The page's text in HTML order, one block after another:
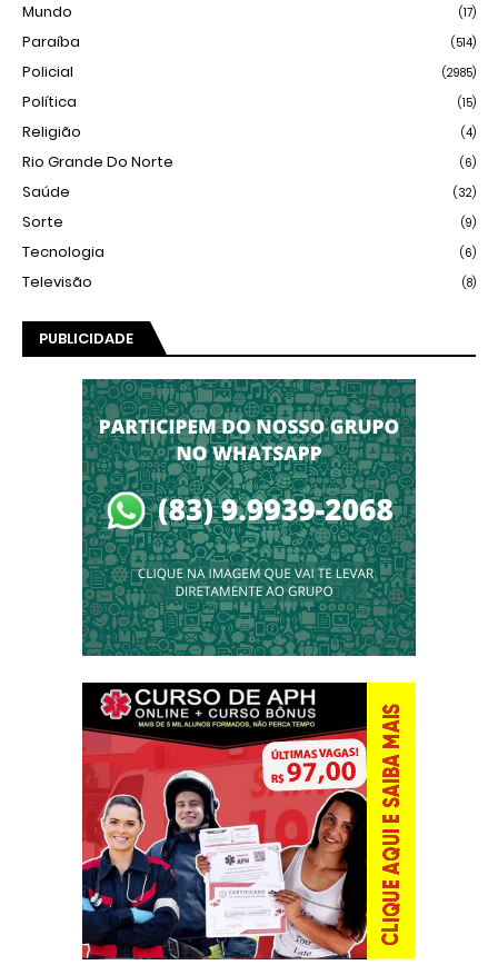
Mundo (17)
Paraíba (514)
Policial (2985)
Política (15)
Religião (4)
Rio Grande Do Norte (6)
Saúde (32)
Sorte (9)
Tecnologia (6)
Televisão (8)
PUBLICIDADE